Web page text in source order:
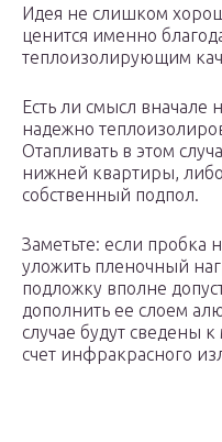
Идея не слишком
ценится именно
теплоизолирующим
Есть ли смысл вначале
надежно
Отапливать в этом
нижней квартиры, либо
собственный подпол.
Заметьте: если пробка
уложить пленочный
подложку вполне
дополнить ее слоем
случае будут сведены
счет инфракрасного